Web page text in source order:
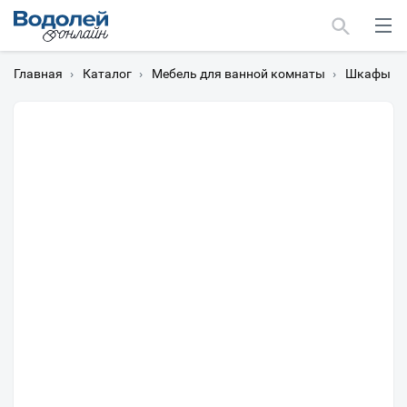
Главная › Каталог › Мебель для ванной комнаты › Шкафы